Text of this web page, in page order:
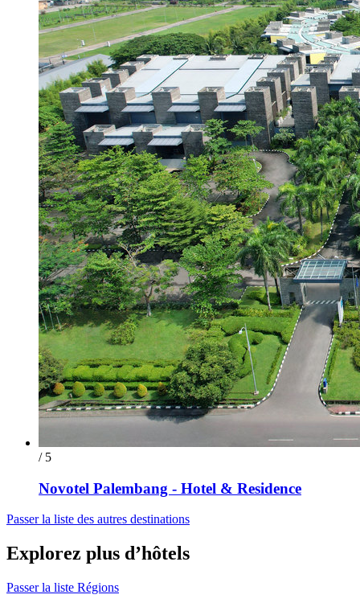
/ 5
Novotel Palembang - Hotel & Residence
Passer la liste des autres destinations
Explorez plus d’hôtels
Passer la liste Régions